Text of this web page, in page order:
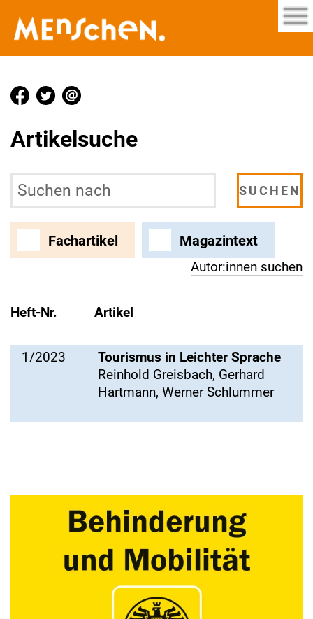
Artikelsuche
Fachartikel Magazintext
Autor:innen suchen
Heft-Nr. Artikel
1/2023
Tourismus in Leichter Sprache
Reinhold Greisbach, Gerhard
Hartmann, Werner Schlummer